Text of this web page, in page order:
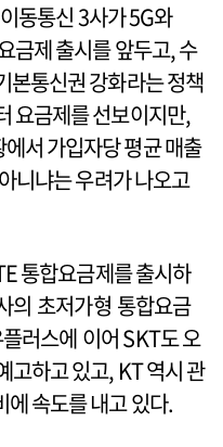
동통신 3사가 5G와
금제 출시를 앞두고, 수
본통신권 강화라는 정책
요금제를 선보이지만,
서 가입자당 평균 매출
니냐는 우려가 나오고
통합요금제를 출시하
의 초저가형 통합요금
러스에 이어 SKT도 오
고하고 있고, KT 역시 관
에 속도를 내고 있다.